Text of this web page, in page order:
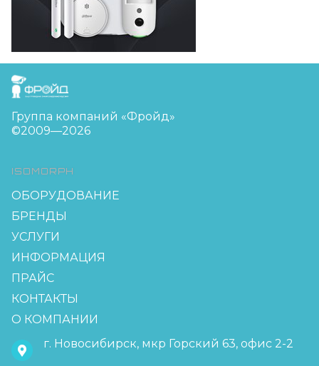
FreudGroup
Группа компаний «Фройд»
©2009—2026
ISOMORPH
ОБОРУДОВАНИЕ
БРЕНДЫ
УСЛУГИ
ИНФОРМАЦИЯ
ПРАЙС
КОНТАКТЫ
О КОМПАНИИ
г. Новосибирск, мкр Горский 63, офис 2-2